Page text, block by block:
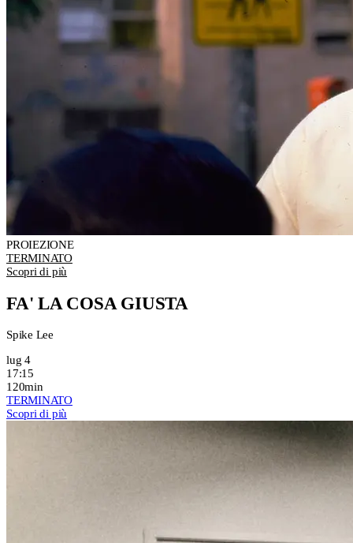
PROIEZIONE
TERMINATO
Scopri di più
FA' LA COSA GIUSTA
Spike Lee
lug 4
17:15
120min
TERMINATO
Scopri di più